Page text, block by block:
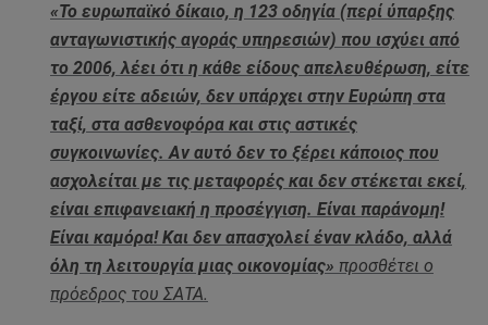
«Το ευρωπαϊκό δίκαιο, η 123 οδηγία (περί ύπαρξης
ανταγωνιστικής αγοράς υπηρεσιών) που ισχύει από
το 2006, λέει ότι η κάθε είδους απελευθέρωση, είτε
έργου είτε αδειών, δεν υπάρχει στην Ευρώπη στα
ταξί, στα ασθενοφόρα και στις αστικές
συγκοινωνίες. Αν αυτό δεν το ξέρει κάποιος που
ασχολείται με τις μεταφορές και δεν στέκεται εκεί,
είναι επιφανειακή η προσέγγιση. Είναι παράνομη!
Είναι καμόρα! Και δεν απασχολεί έναν κλάδο, αλλά
όλη τη λειτουργία μιας οικονομίας» προσθέτει ο
πρόεδρος του ΣΑΤΑ.